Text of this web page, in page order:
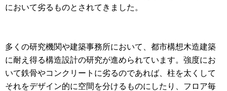
において劣るものとされてきました。
多くの研究機関や建築事務所において、都市構想木造建築
に耐え得る構造設計の研究が進められています。強度にお
いて鉄骨やコンクリートに劣るのであれば、柱を太くして
それをデザイン的に空間を分けるものにしたり、フロア毎